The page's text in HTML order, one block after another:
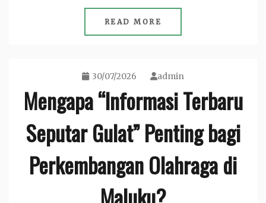
READ MORE
30/07/2026 admin
Mengapa “Informasi Terbaru
Seputar Gulat” Penting bagi
Perkembangan Olahraga di